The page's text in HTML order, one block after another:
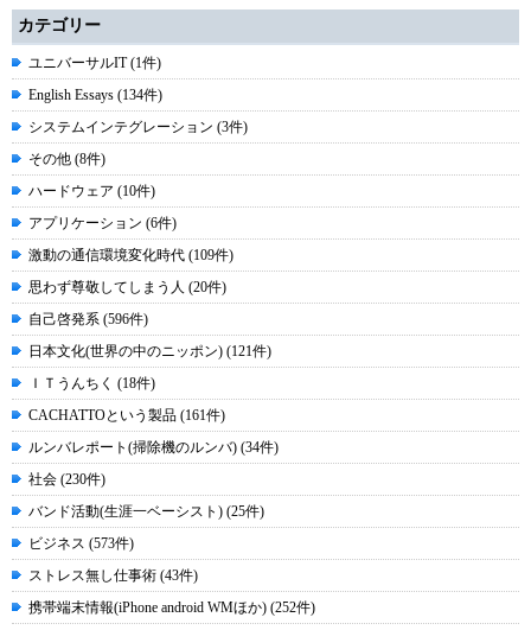
カテゴリー
ユニバーサルIT (1件)
English Essays (134件)
システムインテグレーション (3件)
その他 (8件)
ハードウェア (10件)
アプリケーション (6件)
激動の通信環境変化時代 (109件)
思わず尊敬してしまう人 (20件)
自己啓発系 (596件)
日本文化(世界の中のニッポン) (121件)
ＩＴうんちく (18件)
CACHATTOという製品 (161件)
ルンバレポート(掃除機のルンバ) (34件)
社会 (230件)
バンド活動(生涯一ベーシスト) (25件)
ビジネス (573件)
ストレス無し仕事術 (43件)
携帯端末情報(iPhone android WMほか) (252件)